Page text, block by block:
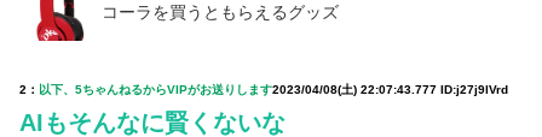
コーラを買うともらえるグッズ
2： 以下、5ちゃんねるからVIPがお送りします2023/04/08(土) 22:07:43.777 ID:j27j9lVrd
AIもそんなに賢くないな